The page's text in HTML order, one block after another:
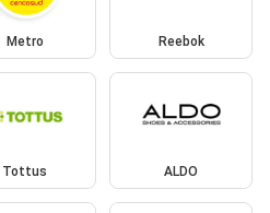
Metro Reebok
Tottus ALDO